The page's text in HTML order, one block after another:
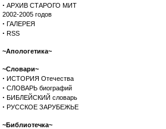
· АРХИВ СТАРОГО МИТ
2002-2005 годов
· ГАЛЕРЕЯ
· RSS
~Апологетика~
~Словари~
· ИСТОРИЯ Отечества
· СЛОВАРЬ биографий
· БИБЛЕЙСКИЙ словарь
· РУССКОЕ ЗАРУБЕЖЬЕ
~Библиотечка~